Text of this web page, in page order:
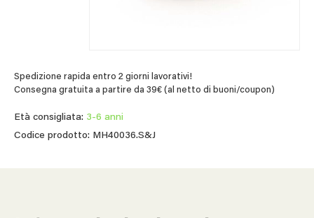
Spedizione rapida entro 2 giorni lavorativi!
Consegna gratuita a partire da 39€ (al netto di buoni/coupon)
Età consigliata: 3-6 anni
Codice prodotto: MH40036.S&J